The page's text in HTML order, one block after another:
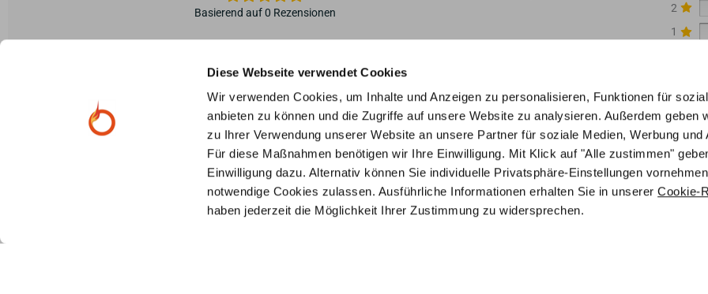
Diese Webseite verwendet Cookies
Wir verwenden Cookies, um Inhalte und Anzeigen zu personalisieren, Funktionen für
anbieten zu können und die Zugriffe auf unsere Website zu analysieren. Außerdem geben
zu Ihrer Verwendung unserer Website an unsere Partner für soziale Medien, Werbung und
Für diese Maßnahmen benötigen wir Ihre Einwilligung. Mit Klick auf "Alle zustimmen"
Einwilligung dazu. Alternativ können Sie individuelle Privatsphäre-Einstellungen
notwendige Cookies zulassen. Ausführliche Informationen erhalten Sie in unsererCookie-
haben jederzeit die Möglichkeit Ihrer Zustimmung zu widersprechen.
Basierend auf 0 Rezensionen
2
1
0 von 0 Rezensionen
Leider entsprechen keine Rezensionen Ihrer aktuellen Auswahl